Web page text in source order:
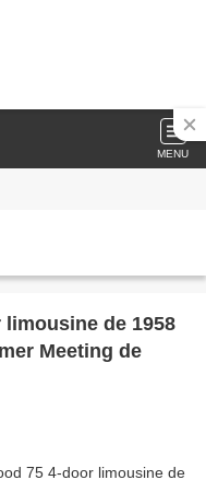
MENU
de 1958
Meeting de